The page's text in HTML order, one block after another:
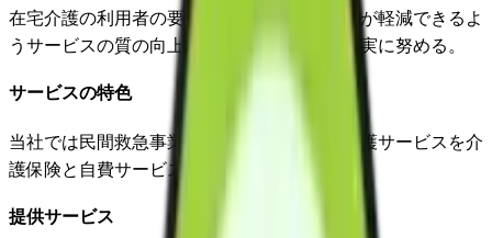
在宅介護の利用者の要望の実現、家族の負担が軽減できるよ
うサービスの質の向上、サービスの種類の充実に努める。
サービスの特色
当社では民間救急事業所が母体となり在宅介護サービスを介
護保険と自費サービスを運営しております。
提供サービス